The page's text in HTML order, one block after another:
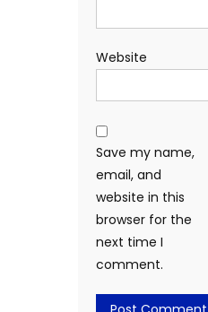
Website
Save my name,
email, and
website in this
browser for the
next time I
comment.